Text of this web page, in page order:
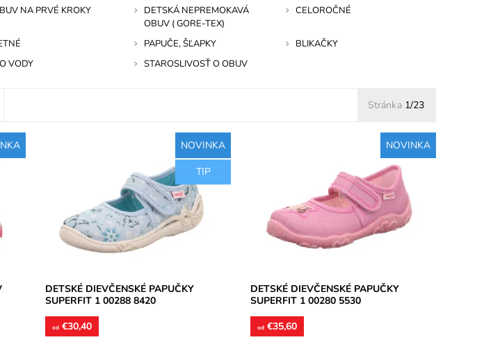
NA PRVÉ KROKY
DETSKÁ NEPREMOKAVÁ
OBUV ( GORE-TEX)
CELOROČNÉ
PAPUČE, ŠĽAPKY
BLIKAČKY
VODY STAROSLIVOSŤ O OBUV
Stránka1/23
NOVINKA
TIP
Dievčenské papučky, materiál textil,
perforované podrážky kvôli
prevzdušneniu chodidla, model detskej
obuvi je vhodný...
Dostupnosť:
Skladom
Značka:
Superfit
Záruka:
2 roky
DETSKÉ DIEVČENSKÉ PAPUČKY
SUPERFIT 1 00288 8420
od €30,40
NOVINKA
Dievčenské papučky, materiál textil,
perforované podrážky prevzdušnia
chodidlo, model detskej obuvi je vhodný
Dostupnosť:
Skladom
Značka:
Superfit
Záruka:
2 roky
DETSKÉ DIEVČENSKÉ PAPUČKY
SUPERFIT 1 00280 5530
od €35,60